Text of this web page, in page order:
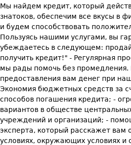
Мы найдем кредит, который
знатоков, обеспечим все вкусы в
и будем способствовать
Пользуясь нашими услугами, вы
убеждаетесь в следующем:
получить кредит!" - Регулярная
мы рады помочь без промедления.
предоставления вам денег при
Экономия бюджетных средств за
способов погашения кредита; -
вариантов в обществе
учреждений и организаций; -
эксперта, который расскажет вам
условиях, окружающих условиях и